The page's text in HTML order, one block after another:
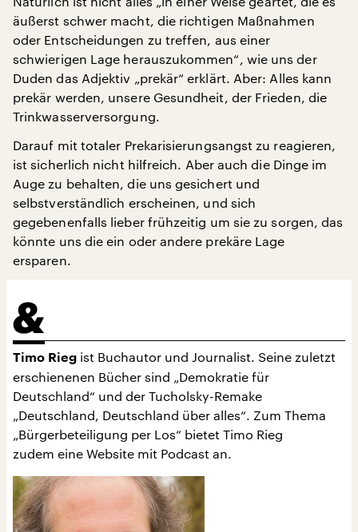
äußerst schwer macht, die richtigen Maßnahmen
oder Entscheidungen zu treffen, aus einer
schwierigen Lage herauszukommen“, wie uns der
Duden das Adjektiv „prekär“ erklärt. Aber: Alles kann
prekär werden, unsere Gesundheit, der Frieden, die
Trinkwasserversorgung.
Darauf mit totaler Prekarisierungsangst zu reagieren,
ist sicherlich nicht hilfreich. Aber auch die Dinge im
Auge zu behalten, die uns gesichert und
selbstverständlich erscheinen, und sich
gegebenenfalls lieber frühzeitig um sie zu sorgen, das
könnte uns die ein oder andere prekäre Lage
ersparen.
Timo Rieg ist Buchautor und Journalist. Seine zuletzt
erschienenen Bücher sind „Demokratie für
Deutschland“ und der Tucholsky-Remake
„Deutschland, Deutschland über alles“. Zum Thema
„Bürgerbeteiligung per Los“ bietet Timo Rieg
zudem eine Website mit Podcast an.